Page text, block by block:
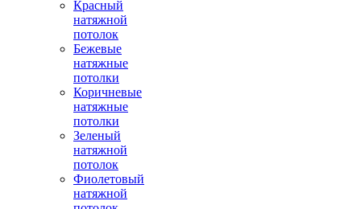
Красный
натяжной
потолок
Бежевые
натяжные
потолки
Коричневые
натяжные
потолки
Зеленый
натяжной
потолок
Фиолетовый
натяжной